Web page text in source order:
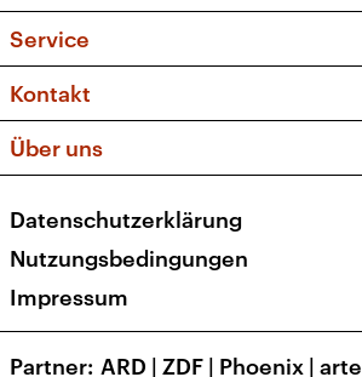
Sendungen und Podcasts
Musikliste
Kakadu – Das Kinderprogramm
Frequenzen (UKW + DAB+)
Service
FAQ
Apps
Newsletter
Veranstaltungen
Kontakt
Social Media
Über uns
Presse
Karriere
Transparenz
Datenschutzerklärung
Nutzungsbedingungen
Impressum
Partner ARD | ZDF | Phoenix | arte